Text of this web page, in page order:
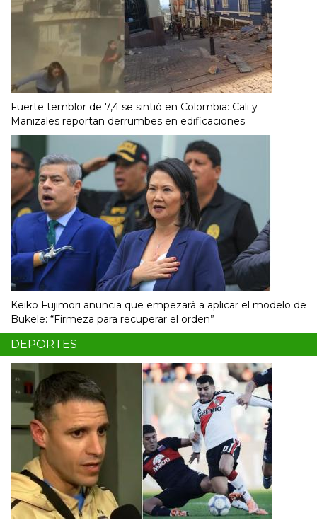
Fuerte temblor de 7,4 se sintió en Colombia: Cali y
Manizales reportan derrumbes en edificaciones
Keiko Fujimori anuncia que empezará a aplicar el modelo de
Bukele: “Firmeza para recuperar el orden”
DEPORTES